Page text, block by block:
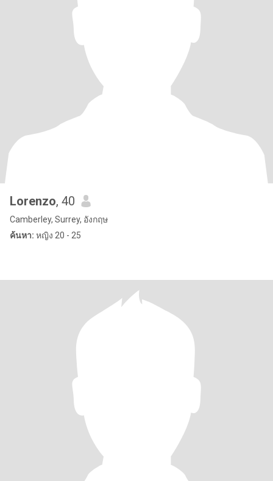
Lorenzo, 40
Camberley, Surrey, อังกฤษ
ค้นหา: หญิง 20 - 25